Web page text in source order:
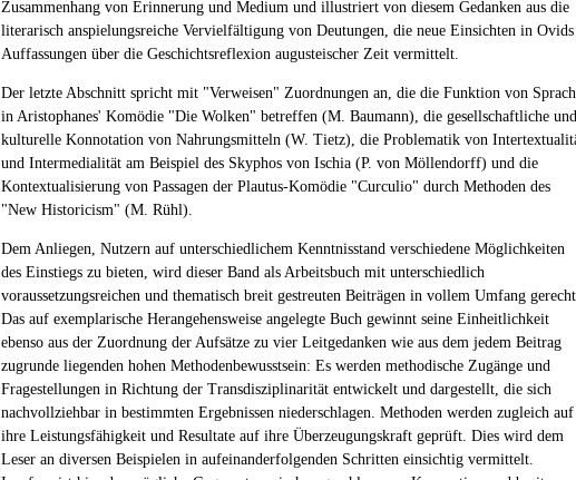
Zusammenhang von Erinnerung und Medium und illustriert von diesem Gedanken aus die
literarisch anspielungsreiche Vervielfältigung von Deutungen, die neue Einsichten in Ovids
Auffassungen über die Geschichtsreflexion augusteischer Zeit vermittelt.
Der letzte Abschnitt spricht mit "Verweisen" Zuordnungen an, die die Funktion von
in Aristophanes' Komödie "Die Wolken" betreffen (M. Baumann), die gesellschaftliche und
kulturelle Konnotation von Nahrungsmitteln (W. Tietz), die Problematik von
und Intermedialität am Beispiel des Skyphos von Ischia (P. von Möllendorff) und die
Kontextualisierung von Passagen der Plautus-Komödie "Curculio" durch Methoden des
"New Historicism" (M. Rühl).
Dem Anliegen, Nutzern auf unterschiedlichem Kenntnisstand verschiedene Möglichkeiten
des Einstiegs zu bieten, wird dieser Band als Arbeitsbuch mit unterschiedlich
voraussetzungsreichen und thematisch breit gestreuten Beiträgen in vollem Umfang
Das auf exemplarische Herangehensweise angelegte Buch gewinnt seine Einheitlichkeit
ebenso aus der Zuordnung der Aufsätze zu vier Leitgedanken wie aus dem jedem Beitrag
zugrunde liegenden hohen Methodenbewusstsein: Es werden methodische Zugänge und
Fragestellungen in Richtung der Transdisziplinarität entwickelt und dargestellt, die sich
nachvollziehbar in bestimmten Ergebnissen niederschlagen. Methoden werden zugleich auf
ihre Leistungsfähigkeit und Resultate auf ihre Überzeugungskraft geprüft. Dies wird dem
Leser an diversen Beispielen in aufeinanderfolgenden Schritten einsichtig vermittelt.